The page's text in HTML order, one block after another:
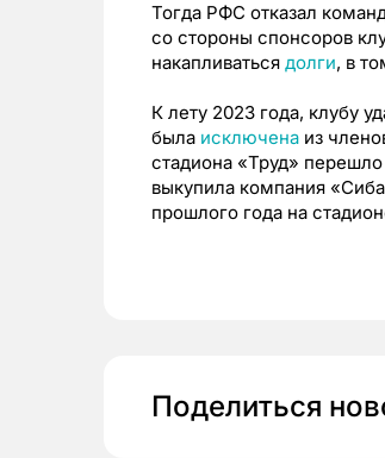
Тогда РФС отказал
со стороны спонсоров
накапливаться долги, в
К лету 2023 года, клубу
была исключена из
стадиона «Труд»
выкупила компания
прошлого года на
Поделиться